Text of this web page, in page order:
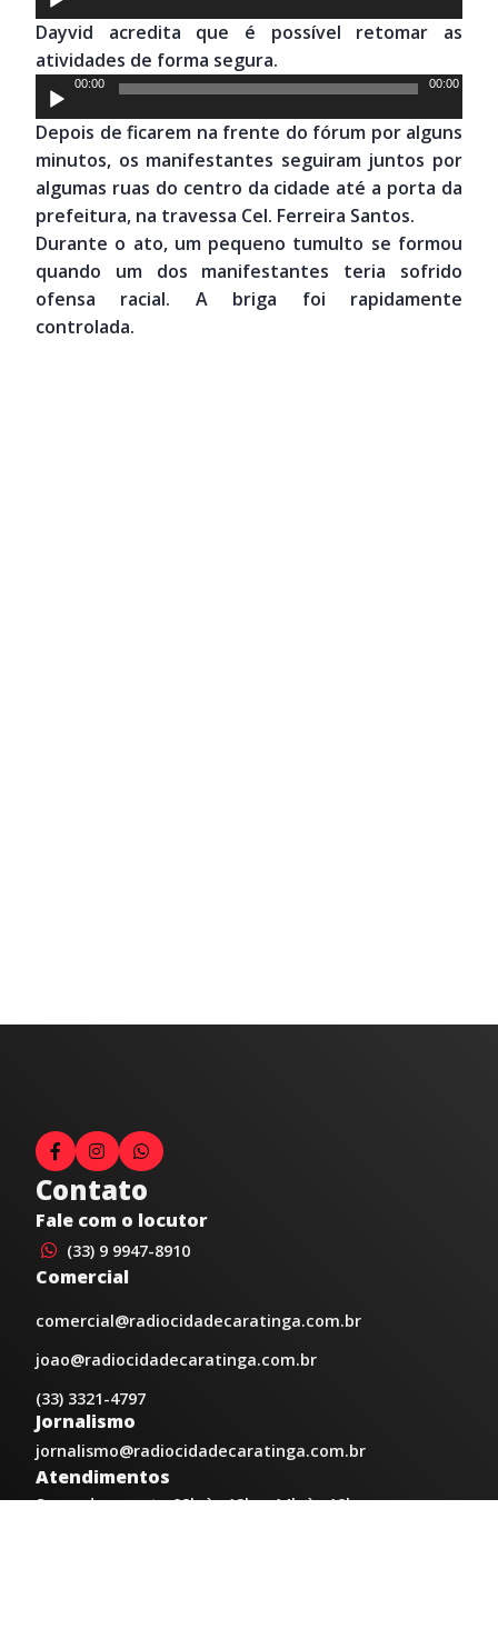
de
áudio
Dayvid acredita que é possível retomar as
atividades de forma segura.
Tocador
de
áudio
00:00 00:00
Depois de ficarem na frente do fórum por alguns
minutos, os manifestantes seguiram juntos por
algumas ruas do centro da cidade até a porta da
prefeitura, na travessa Cel. Ferreira Santos.
Durante o ato, um pequeno tumulto se formou
quando um dos manifestantes teria sofrido
ofensa racial. A briga foi rapidamente
controlada.
Contato
Fale com o locutor
(33) 9 9947-8910
Comercial
comercial@radiocidadecaratinga.com.br
joao@radiocidadecaratinga.com.br
(33) 3321-4797
Jornalismo
jornalismo@radiocidadecaratinga.com.br
Atendimentos
Segunda a sexta 08h às 12h e 14h às 18h